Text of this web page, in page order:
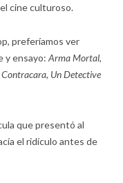
cine culturoso.
preferíamos ver
y ensayo: Arma Mortal,
Un Detective
que presentó al
el ridículo antes de